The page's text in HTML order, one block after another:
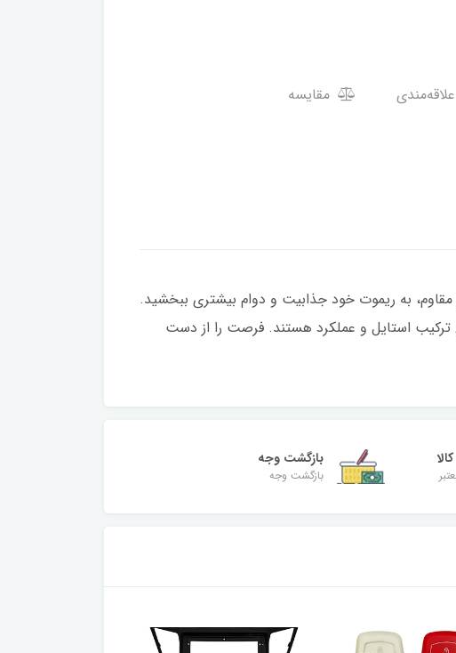
مقایسه
به ریموت خود جذابیت و دوام بیشتری ببخشید.
ترکیب استایل و عملکرد هستند. فرصت را از دست
بازگشت وجه
بازگشت وجه